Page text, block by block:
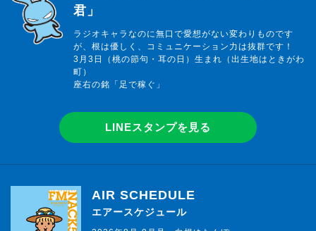
君」
ラジオキャラなのに無口で愛想がない変わりものです
が、根は優しく、コミュニケーション力は抜群です！
3月3日（桃の節句・耳の日）生まれ（出生地はときがわ
町）
座右の銘「足で稼ぐ」
LINEスタンプを見る
AIR SCHEDULE
エアースケジュール